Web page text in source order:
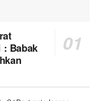
: Babak